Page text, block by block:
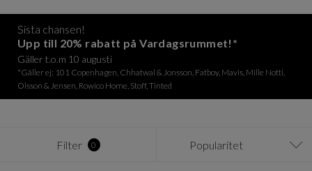
Sista chansen!
Upp till 20% rabatt på Vardagsrummet!*
Gäller t.o.m 10 augusti
*Gäller ej: 101 Copenhagen, Chhatwal & Jonsson, Fatboy, Mavis, Mille Notti,
Olsson & Jensen, Rowico Home, Stoff, Tinted
Filter 0 Popularitet